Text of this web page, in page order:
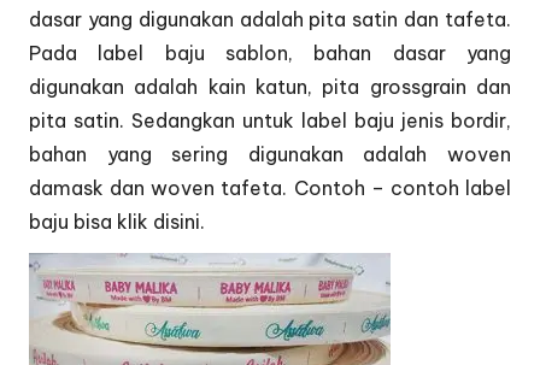
dasar yang digunakan adalah pita satin dan tafeta.
Pada label baju sablon, bahan dasar yang
digunakan adalah kain katun, pita grossgrain dan
pita satin. Sedangkan untuk label baju jenis bordir,
bahan yang sering digunakan adalah woven
damask dan woven tafeta. Contoh – contoh label
baju bisa klik disini.